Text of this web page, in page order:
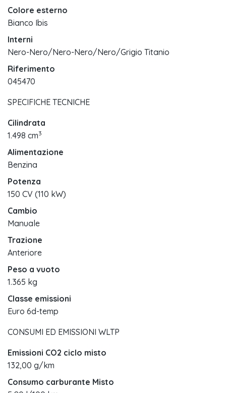
Colore esterno
Bianco Ibis
Interni
Nero-Nero/Nero-Nero/Nero/Grigio Titanio
Riferimento
045470
SPECIFICHE TECNICHE
Cilindrata
1.498 cm3
Alimentazione
Benzina
Potenza
150 CV (110 kW)
Cambio
Manuale
Trazione
Anteriore
Peso a vuoto
1.365 kg
Classe emissioni
Euro 6d-temp
CONSUMI ED EMISSIONI WLTP
Emissioni CO2 ciclo misto
132,00 g/km
Consumo carburante Misto